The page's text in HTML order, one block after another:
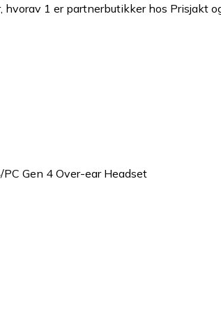
1 er partnerbutikker hos Prisjakt
Gen 4 Over-ear Headset